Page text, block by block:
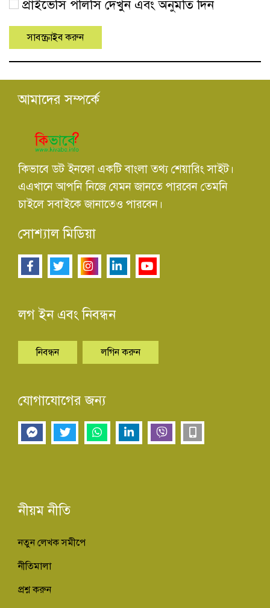
প্রাইভেসি পলিসি দেখুন এবং অনুমতি দিন
আমাদের সম্পর্কে
কিভাবে ডট ইনফো একটি বাংলা তথ্য শেয়ারিং সাইট।
এএখানে আপনি নিজে যেমন জানতে পারবেন তেমনি
চাইলে সবাইকে জানাতেও পারবেন।
সোশ্যাল মিডিয়া
লগ ইন এবং নিবন্ধন
নিবন্ধন লগিন করুন
যোগাযোগের জন্য
নীয়ম নীতি
নতুন লেখক সমীপে
নীতিমালা
প্রশ্ন করুন